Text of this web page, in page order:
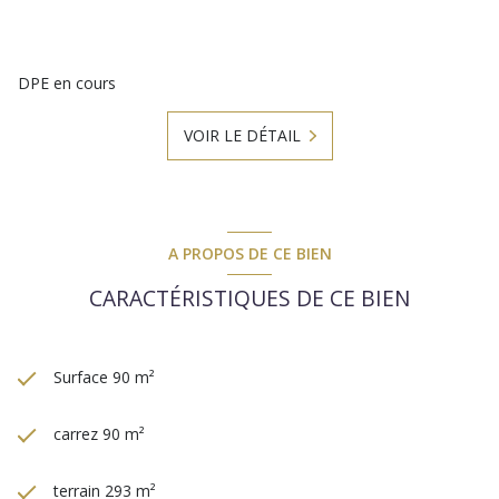
DPE en cours
VOIR LE DÉTAIL
A PROPOS DE CE BIEN
CARACTÉRISTIQUES DE CE BIEN
Surface 90 m²
carrez 90 m²
terrain 293 m²